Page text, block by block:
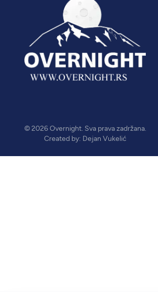
© 2026Overnight. Sva prava zadržana.
Created by: Dejan Vukelić